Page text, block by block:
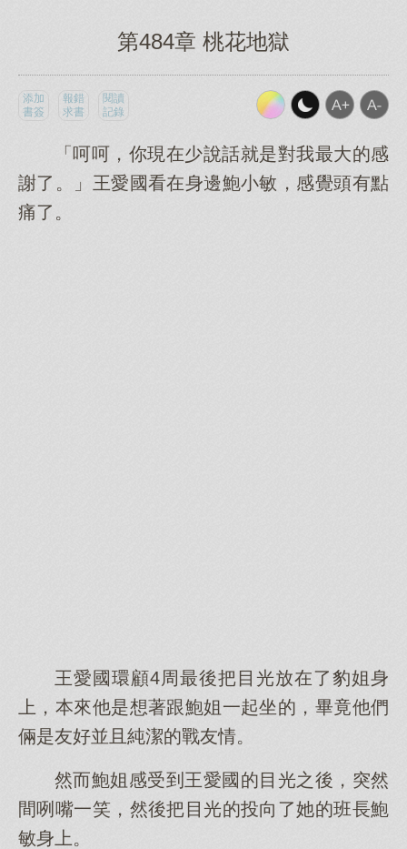
第484章 桃花地獄
添加
書簽
報錯
求書
閱讀
記錄
「呵呵，你現在少說話就是對我最大的感
謝了。」王愛國看在身邊鮑小敏，感覺頭有點
痛了。
王愛國環顧4周最後把目光放在了豹姐身
上，本來他是想著跟鮑姐一起坐的，畢竟他們
倆是友好並且純潔的戰友情。
然而鮑姐感受到王愛國的目光之後，突然
間咧嘴一笑，然後把目光的投向了她的班長鮑
敏身上。